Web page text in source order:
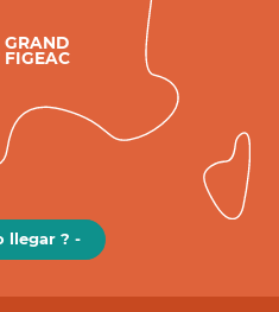
GRAND
FIGEAC
llegar ? -